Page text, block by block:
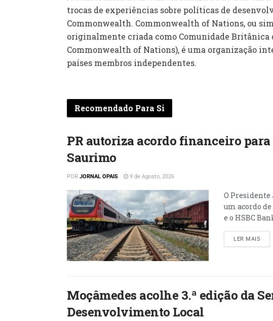
trocas de experiências sobre políticas de
Commonwealth. Commonwealth of Nations, ou
originalmente criada como Comunidade Britânica
Commonwealth of Nations), é uma organização
países membros independentes.
Recomendado Para Si
PR autoriza acordo financeiro
Saurimo
POR JORNAL OPAIS 9 de Agosto, 2026
O Presidente
um acordo
e o HSBC
LER MAIS
Moçâmedes acolhe 3.ª edição da
Desenvolvimento Local